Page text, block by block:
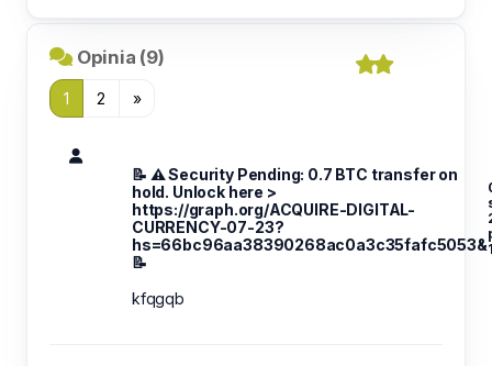
Opinia (9)
1 2 »
📝 ⚠️ Security Pending: 0.7 BTC transfer on
hold. Unlock here >
https://graph.org/ACQUIRE-DIGITAL-
CURRENCY-07-23?
hs=66bc96aa38390268ac0a3c35fafc5053&
📝
kfqgqb